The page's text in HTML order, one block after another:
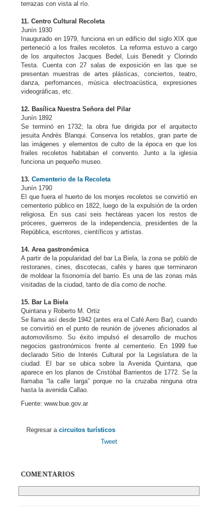
terrazas con vista al río.
11. Centro Cultural Recoleta
Junín 1930
Inaugurado en 1979, funciona en un edificio del siglo XIX que
perteneció a los frailes recoletos. La reforma estuvo a cargo
de los arquitectos Jacques Bedel, Luis Benedit y Clorindo
Testa. Cuenta con 27 salas de exposición en las que se
presentan muestras de artes plásticas, conciertos, teatro,
danza, perfomances, música electroacústica, expresiones
videográficas, etc.
12. Basílica Nuestra Señora del Pilar
Junín 1892
Se terminó en 1732; la obra fue dirigida por el arquitecto
jesuita Andrés Blanqui. Conserva los retablos, gran parte de
las imágenes y elementos de culto de la época en que los
frailes recoletos habitaban el convento. Junto a la iglesia
funciona un pequeño museo.
13. Cementerio de la Recoleta
Junín 1790
El que fuera el huerto de los monjes recoletos se convirtió en
cementerio público en 1822, luego de la expulsión de la orden
religiosa. En sus casi seis hectáreas yacen los restos de
próceres, guerreros de la independencia, presidentes de la
República, escritores, científicos y artistas.
14. Area gastronómica
A partir de la popularidad del bar La Biela, la zona se pobló de
restoranes, cines, discotecas, cafés y bares que terminaron
de moldear la fisonomía del barrio. Es una de las zonas más
visitadas de la ciudad, tanto de día como de noche.
15. Bar La Biela
Quintana y Roberto M. Ortiz
Se llama así desde 1942 (antes era el Café Aero Bar), cuando
se convirtió en el punto de reunión de jóvenes aficionados al
automovilismo. Su éxito impulsó el desarrollo de muchos
negocios gastronómicos frente al cementerio. En 1999 fue
declarado Sitio de Interés Cultural por la Legislatura de la
ciudad. El bar se ubica sobre la Avenida Quintana, que
aparece en los planos de Cristóbal Barrientos de 1772. Se la
llamaba “la calle larga” porque no la cruzaba ninguna otra
hasta la avenida Callao.
Fuente: www.bue.gov.ar
Regresar a circuitos turísticos
Tweet
COMENTARIOS